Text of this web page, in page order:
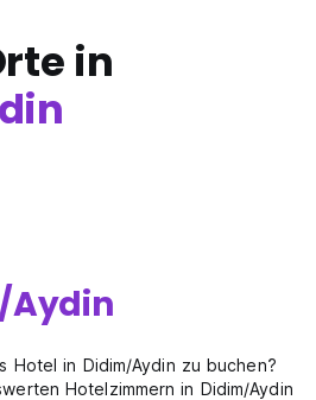
in
Aydin
Hotel in Didim/Aydin zu buchen?
Hotelzimmern in Didim/Aydin